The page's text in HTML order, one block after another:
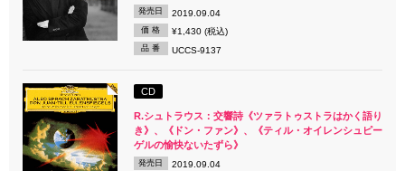
発売日 2019.09.04
価 格 ¥1,430 (税込)
品 番 UCCS-9137
CD
R.シュトラウス：交響詩《ツァラトゥストラはかく語り
き》、《ドン・ファン》、《ティル・オイレンシュピー
ゲルの愉快ないたずら》
発売日 2019.09.04